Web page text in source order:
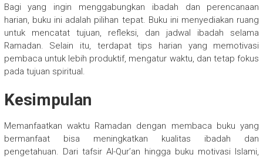
Bagi yang ingin menggabungkan ibadah dan perencanaan
harian, buku ini adalah pilihan tepat. Buku ini menyediakan ruang
untuk mencatat tujuan, refleksi, dan jadwal ibadah selama
Ramadan. Selain itu, terdapat tips harian yang memotivasi
pembaca untuk lebih produktif, mengatur waktu, dan tetap fokus
pada tujuan spiritual.
Kesimpulan
Memanfaatkan waktu Ramadan dengan membaca buku yang
bermanfaat bisa meningkatkan kualitas ibadah dan
pengetahuan. Dari tafsir Al-Qur’an hingga buku motivasi Islami,